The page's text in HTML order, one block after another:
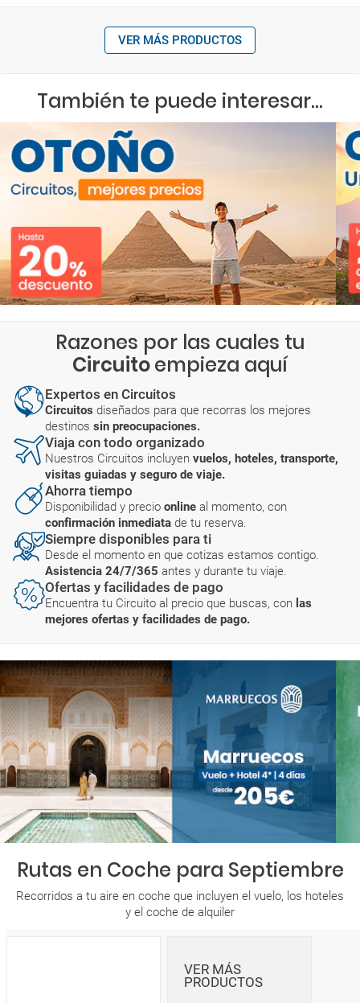
VER MÁS PRODUCTOS
También te puede interesar...
Razones por las cuales tu
Circuitoempieza aquí
Expertos en Circuitos
Circuitos diseñados para que recorras los mejores
destinos sin preocupaciones.
Viaja con todo organizado
Nuestros Circuitos incluyen vuelos, hoteles, transporte,
visitas guiadas y seguro de viaje.
Ahorra tiempo
Disponibilidad y precio online al momento, con
confirmación inmediata de tu reserva.
Siempre disponibles para ti
Desde el momento en que cotizas estamos contigo.
Asistencia 24/7/365 antes y durante tu viaje.
Ofertas y facilidades de pago
Encuentra tu Circuito al precio que buscas, con las
mejores ofertas y facilidades de pago.
Rutas en Coche para Septiembre
Recorridos a tu aire en coche que incluyen el vuelo, los hoteles
y el coche de alquiler
VER MÁS
PRODUCTOS